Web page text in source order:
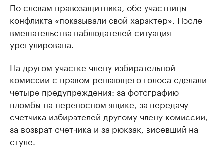
По словам правозащитника, обе участницы
конфликта «показывали свой характер». После
вмешательства наблюдателей ситуация
урегулирована.
На другом участке члену избирательной
комиссии с правом решающего голоса сделали
четыре предупреждения: за фотографию
пломбы на переносном ящике, за передачу
счетчика избирателей другому члену комиссии,
за возврат счетчика и за рюкзак, висевший на
стуле.